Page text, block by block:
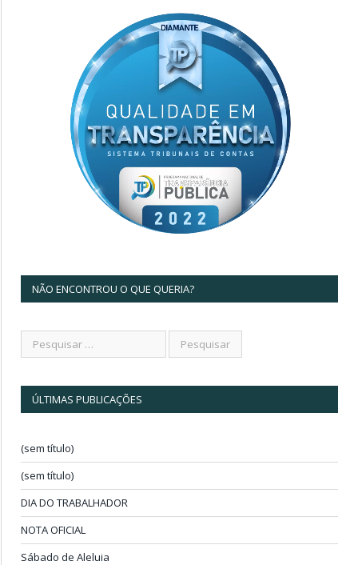
NÃO ENCONTROU O QUE QUERIA?
ÚLTIMAS PUBLICAÇÕES
(sem título)
(sem título)
DIA DO TRABALHADOR
NOTA OFICIAL
Sábado de Aleluia